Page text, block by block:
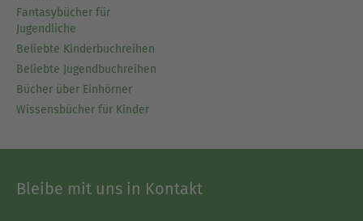
Fantasybücher für
Jugendliche
Beliebte Kinderbuchreihen
Beliebte Jugendbuchreihen
Bücher über Einhörner
Wissensbücher für Kinder
Bleibe mit uns in Kontakt